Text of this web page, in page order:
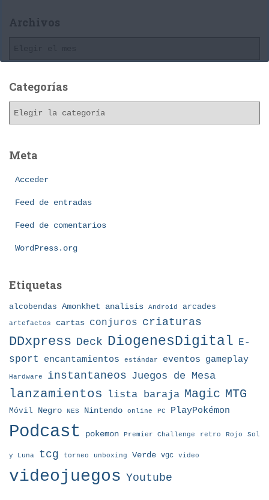
Archivos
h
o
Categorías
g
Meta
Acceder
Feed de entradas
Feed de comentarios
WordPress.org
Etiquetas
alcobendas Amonkhet analisis Android arcades
artefactos cartas conjuros criaturas
DDxpress Deck DiogenesDigital E-
sport
encantamientos estándar eventos gameplay
Hardware instantaneos Juegos de Mesa
lanzamientos lista baraja Magic MTG
Móvil Negro NES Nintendo online PC PlayPokémon
Podcast pokemon Premier Challenge retro Rojo Sol
y Luna tcg torneo unboxing Verde vgc video
videojuegos Youtube